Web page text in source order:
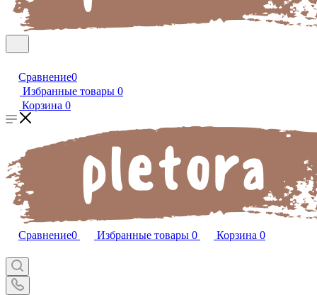
Сравнение0
Избранные товары 0
Корзина 0
Сравнение0 Избранные товары 0 Корзина 0